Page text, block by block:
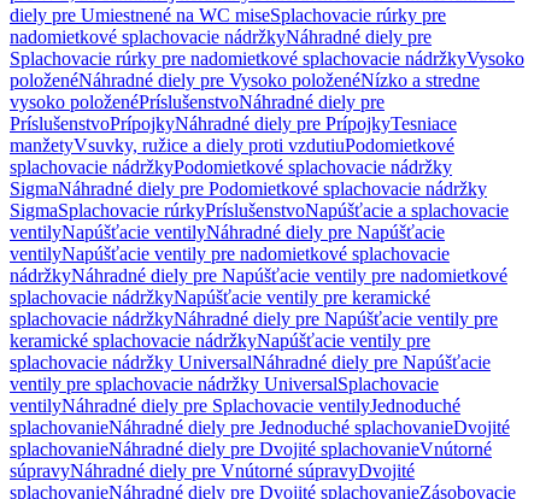
diely pre Umiestnené na WC miseSplachovacie rúrky pre
nadomietkové splachovacie nádržkyNáhradné diely pre
Splachovacie rúrky pre nadomietkové splachovacie nádržkyVysoko
položenéNáhradné diely pre Vysoko položenéNízko a stredne
vysoko položenéPríslušenstvoNáhradné diely pre
PríslušenstvoPrípojkyNáhradné diely pre PrípojkyTesniace
manžetyVsuvky, ružice a diely proti vzdutiuPodomietkové
splachovacie nádržkyPodomietkové splachovacie nádržky
SigmaNáhradné diely pre Podomietkové splachovacie nádržky
SigmaSplachovacie rúrkyPríslušenstvoNapúšťacie a splachovacie
ventilyNapúšťacie ventilyNáhradné diely pre Napúšťacie
ventilyNapúšťacie ventily pre nadomietkové splachovacie
nádržkyNáhradné diely pre Napúšťacie ventily pre nadomietkové
splachovacie nádržkyNapúšťacie ventily pre keramické
splachovacie nádržkyNáhradné diely pre Napúšťacie ventily pre
keramické splachovacie nádržkyNapúšťacie ventily pre
splachovacie nádržky UniversalNáhradné diely pre Napúšťacie
ventily pre splachovacie nádržky UniversalSplachovacie
ventilyNáhradné diely pre Splachovacie ventilyJednoduché
splachovanieNáhradné diely pre Jednoduché splachovanieDvojité
splachovanieNáhradné diely pre Dvojité splachovanieVnútorné
súpravyNáhradné diely pre Vnútorné súpravyDvojité
splachovanieNáhradné diely pre Dvojité splachovanieZásobovacie